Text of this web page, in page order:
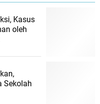
Kasus
oleh
Sekolah